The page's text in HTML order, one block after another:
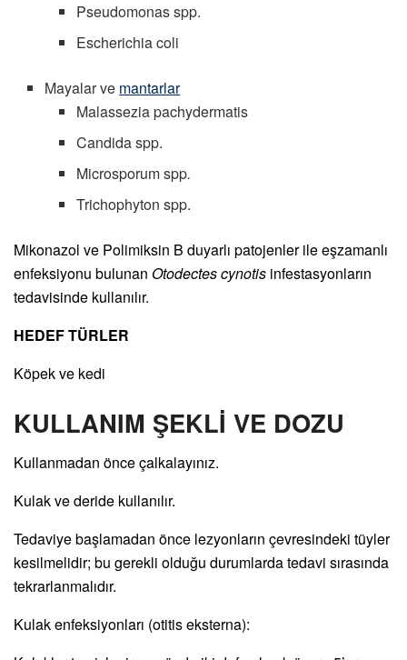
Pseudomonas spp.
Escherichia coli
Mayalar ve mantarlar
Malassezia pachydermatis
Candida spp.
Microsporum spp.
Trichophyton spp.
Mikonazol ve Polimiksin B duyarlı patojenler ile eşzamanlı
enfeksiyonu bulunan Otodectes cynotis infestasyonların
tedavisinde kullanılır.
HEDEF TÜRLER
Köpek ve kedi
KULLANIM ŞEKLİ VE DOZU
Kullanmadan önce çalkalayınız.
Kulak ve deride kullanılır.
Tedaviye başlamadan önce lezyonların çevresindeki tüyler
kesilmelidir; bu gerekli olduğu durumlarda tedavi sırasında
tekrarlanmalıdır.
Kulak enfeksiyonları (otitis eksterna):